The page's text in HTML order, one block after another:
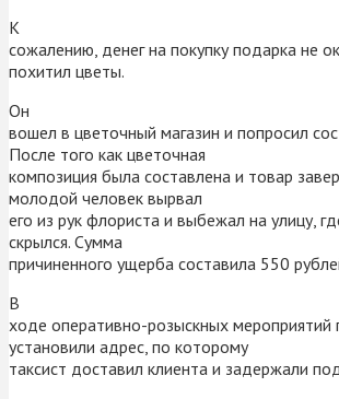
К
сожалению, денег на покупку подарка не
похитил цветы.
Он
вошел в цветочный магазин и попросил
После того как цветочная
композиция была составлена и товар
молодой человек вырвал
его из рук флориста и выбежал на улицу,
скрылся. Сумма
причиненного ущерба составила 550
В
ходе оперативно-розыскных мероприятий
установили адрес, по которому
таксист доставил клиента и задержали